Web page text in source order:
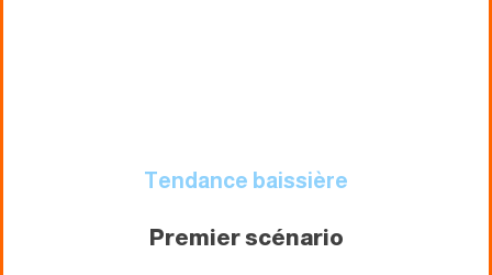
Tendance baissière
Premier scénario